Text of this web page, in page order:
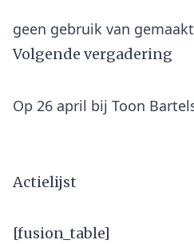
Volgende vergadering
Op 26 april bij Toon
Actielijst
[fusion_table]